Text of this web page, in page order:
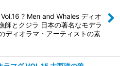
? Men and Whales ディオ
師とクジラ 日本の著名なモデラ
ディオラマ・アーティストの素